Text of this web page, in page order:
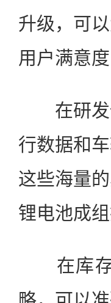
升级，可
用户满意度
在研发
行数据和
这些海量
锂电池成
在库存